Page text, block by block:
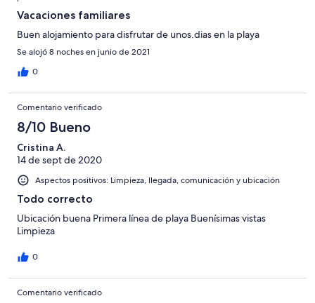
Vacaciones familiares
Buen alojamiento para disfrutar de unos.dias en la playa
Se alojó 8 noches en junio de 2021
0
Comentario verificado
8/10 Bueno
Cristina A.
14 de sept de 2020
Aspectos positivos: Limpieza, llegada, comunicación y ubicación
Todo correcto
Ubicación buena Primera línea de playa Buenísimas vistas
Limpieza
0
Comentario verificado